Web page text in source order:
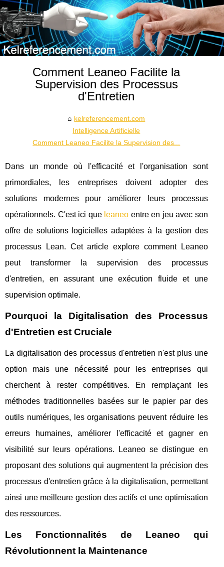
Comment Leaneo Facilite la
Supervision des Processus
d'Entretien
kelreferencement.com
Intelligence Artificielle
Comment Leaneo Facilite la Supervision des...
Dans un monde où l'efficacité et l'organisation sont
primordiales, les entreprises doivent adopter des
solutions modernes pour améliorer leurs processus
opérationnels. C'est ici que leaneo entre en jeu avec son
offre de solutions logicielles adaptées à la gestion des
processus Lean. Cet article explore comment Leaneo
peut transformer la supervision des processus
d'entretien, en assurant une exécution fluide et une
supervision optimale.
Pourquoi la Digitalisation des Processus
d'Entretien est Cruciale
La digitalisation des processus d'entretien n'est plus une
option mais une nécessité pour les entreprises qui
cherchent à rester compétitives. En remplaçant les
méthodes traditionnelles basées sur le papier par des
outils numériques, les organisations peuvent réduire les
erreurs humaines, améliorer l'efficacité et gagner en
visibilité sur leurs opérations. Leaneo se distingue en
proposant des solutions qui augmentent la précision des
processus d'entretien grâce à la digitalisation, permettant
ainsi une meilleure gestion des actifs et une optimisation
des ressources.
Les Fonctionnalités de Leaneo qui
Révolutionnent la Maintenance